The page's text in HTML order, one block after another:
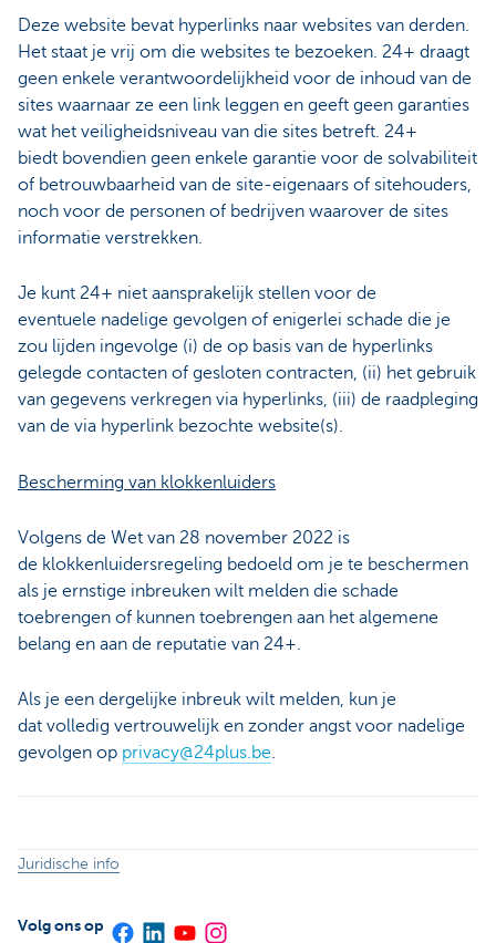
Deze website bevat hyperlinks naar websites van derden.
Het staat je vrij om die websites te bezoeken. 24+ draagt
geen enkele verantwoordelijkheid voor de inhoud van de
sites waarnaar ze een link leggen en geeft geen garanties
wat het veiligheidsniveau van die sites betreft. 24+
biedt bovendien geen enkele garantie voor de solvabiliteit
of betrouwbaarheid van de site-eigenaars of sitehouders,
noch voor de personen of bedrijven waarover de sites
informatie verstrekken.
Je kunt 24+ niet aansprakelijk stellen voor de
eventuele nadelige gevolgen of enigerlei schade die je
zou lijden ingevolge (i) de op basis van de hyperlinks
gelegde contacten of gesloten contracten, (ii) het gebruik
van gegevens verkregen via hyperlinks, (iii) de raadpleging
van de via hyperlink bezochte website(s).
Bescherming van klokkenluiders
Volgens de Wet van 28 november 2022 is
de klokkenluidersregeling bedoeld om je te beschermen
als je ernstige inbreuken wilt melden die schade
toebrengen of kunnen toebrengen aan het algemene
belang en aan de reputatie van 24+.
Als je een dergelijke inbreuk wilt melden, kun je
dat volledig vertrouwelijk en zonder angst voor nadelige
gevolgen op privacy@24plus.be.
Juridische info
Volg ons op